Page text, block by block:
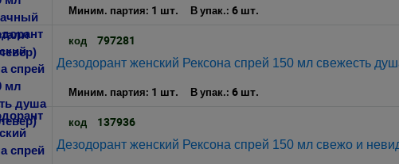
Миним. партия: 1 шт. В упак.: 6 шт.
код 797281
Дезодорант женский Рексона спрей 150 мл свежесть
Миним. партия: 1 шт. В упак.: 6 шт.
код 137936
Дезодорант женский Рексона спрей 150 мл свежо и